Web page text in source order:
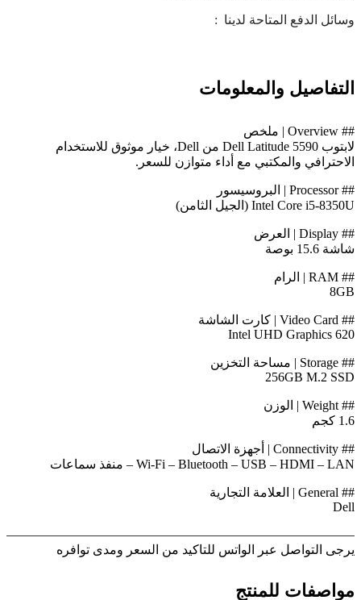
وسائل الدفع المتاحة لدينا :
التفاصيل والمعلومات
## Overview | ملخص
لابتوب Dell Latitude 5590 من Dell، خيار موثوق للاستخدام
الاحترافي والمكتبي مع أداء متوازن للسعر.
## Processor | البروسيسور
Intel Core i5-8350U (الجيل الثامن)
## Display | العرض
شاشة 15.6 بوصة
## RAM | الرام
8GB
## Video Card | كارت الشاشة
Intel UHD Graphics 620
## Storage | مساحة التخزين
256GB M.2 SSD
## Weight | الوزن
1.6 كجم
## Connectivity | أجهزة الاتصال
Wi-Fi – Bluetooth – USB – HDMI – LAN – منفذ سماعات
## General | العلامة التجارية
Dell
يرجى التواصل عبر الواتس للتاكيد من السعر ومدى توافره
مواصفات للمنتج